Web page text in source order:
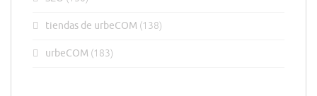
tiendas de urbeCOM (138)
urbeCOM (183)